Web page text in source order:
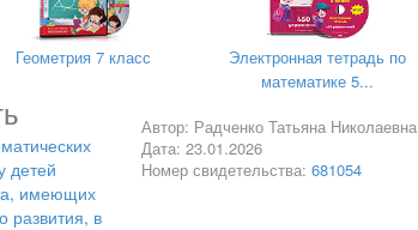
Геометрия 7 класс
Электронная тетрадь по
математике 5...
детей
имеющих
развития, в
Автор: Радченко Татьяна Николаевна
Дата: 23.01.2026
Номер свидетельства: 681054